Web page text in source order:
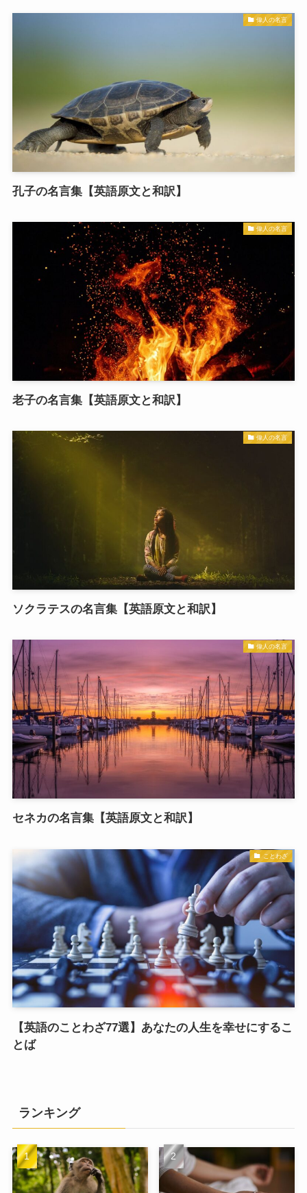
偉人の名言
孔子の名言集【英語原文と和訳】
偉人の名言
老子の名言集【英語原文と和訳】
偉人の名言
ソクラテスの名言集【英語原文と和訳】
偉人の名言
セネカの名言集【英語原文と和訳】
ことわざ
【英語のことわざ77選】あなたの人生を幸せにするこ
とば
ランキング